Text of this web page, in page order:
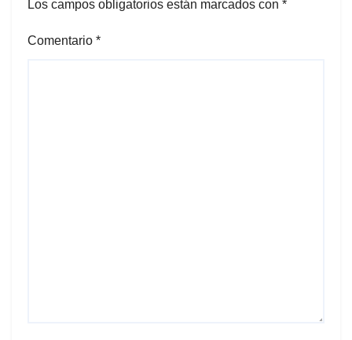
Los campos obligatorios están marcados con *
Comentario *